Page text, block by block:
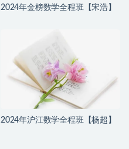
2024年金榜数学全程班【宋浩】
2024年沪江数学全程班【杨超】